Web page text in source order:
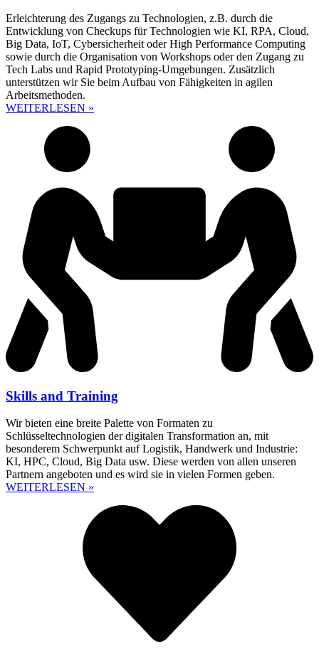
Erleichterung des Zugangs zu Technologien, z.B. durch die
Entwicklung von Checkups für Technologien wie KI, RPA, Cloud,
Big Data, IoT, Cybersicherheit oder High Performance Computing
sowie durch die Organisation von Workshops oder den Zugang zu
Tech Labs und Rapid Prototyping-Umgebungen. Zusätzlich
unterstützen wir Sie beim Aufbau von Fähigkeiten in agilen
Arbeitsmethoden.
WEITERLESEN »
Skills and Training
Wir bieten eine breite Palette von Formaten zu
Schlüsseltechnologien der digitalen Transformation an, mit
besonderem Schwerpunkt auf Logistik, Handwerk und Industrie:
KI, HPC, Cloud, Big Data usw. Diese werden von allen unseren
Partnern angeboten und es wird sie in vielen Formen geben.
WEITERLESEN »